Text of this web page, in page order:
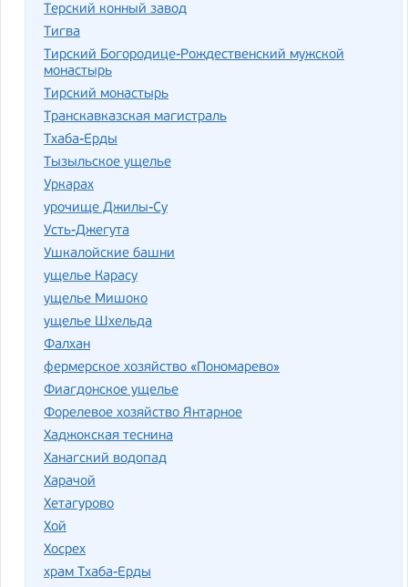
Терский конный завод
Тигва
Тирский Богородице-Рождественский мужской
монастырь
Тирский монастырь
Транскавказская магистраль
Тхаба-Ерды
Тызыльское ущелье
Уркарах
урочище Джилы-Су
Усть-Джегута
Ушкалойские башни
ущелье Карасу
ущелье Мишоко
ущелье Шхельда
Фалхан
фермерское хозяйство «Пономарево»
Фиагдонское ущелье
Форелевое хозяйство Янтарное
Хаджокская теснина
Ханагский водопад
Харачой
Хетагурово
Хой
Хосрех
храм Тхаба-Ерды